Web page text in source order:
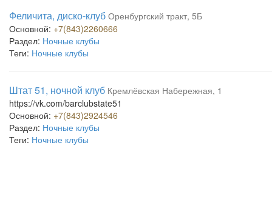
Феличита, диско-клуб Оренбургский тракт, 5Б
Основной: +7(843)2260666
Раздел: Ночные клубы
Теги: Ночные клубы
Штат 51, ночной клуб Кремлёвская Набережная, 1
https://vk.com/barclubstate51
Основной: +7(843)2924546
Раздел: Ночные клубы
Теги: Ночные клубы